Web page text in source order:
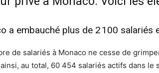
a embauché plus de 2 100 salariés
de salariés à Monaco ne cesse de
au total, 60 454 salariés actifs dans le